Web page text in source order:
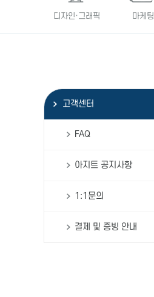
디자인·그래픽 마케팅
고객센터
FAQ
아지트 공지사항
1:1문의
결제 및 증빙 안내